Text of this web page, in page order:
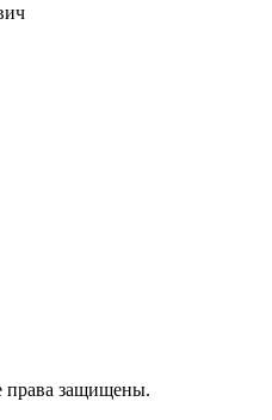
права защищены.